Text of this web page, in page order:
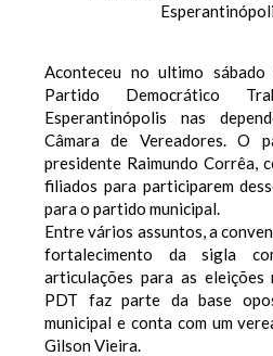
Aconteceu no ultimo
Partido Democrático
Esperantinópolis nas
Câmara de Vereadores. O
presidente Raimundo Corrêa,
filiados para participarem
para o partido municipal.
Entre vários assuntos, a
fortalecimento da sigla
articulações para as eleições
PDT faz parte da base
municipal e conta com um
Gilson Vieira.